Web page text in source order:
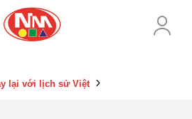
lại với lịch sử Việt